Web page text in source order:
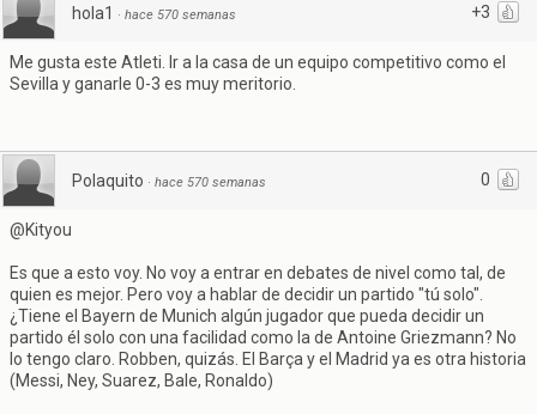
+3
hola1 · hace 570 semanas
Me gusta este Atleti. Ir a la casa de un equipo competitivo como el
Sevilla y ganarle 0-3 es muy meritorio.
0
Polaquito · hace 570 semanas
@Kityou
Es que a esto voy. No voy a entrar en debates de nivel como tal, de
quien es mejor. Pero voy a hablar de decidir un partido "tú solo".
¿Tiene el Bayern de Munich algún jugador que pueda decidir un
partido él solo con una facilidad como la de Antoine Griezmann? No
lo tengo claro. Robben, quizás. El Barça y el Madrid ya es otra historia
(Messi, Ney, Suarez, Bale, Ronaldo)